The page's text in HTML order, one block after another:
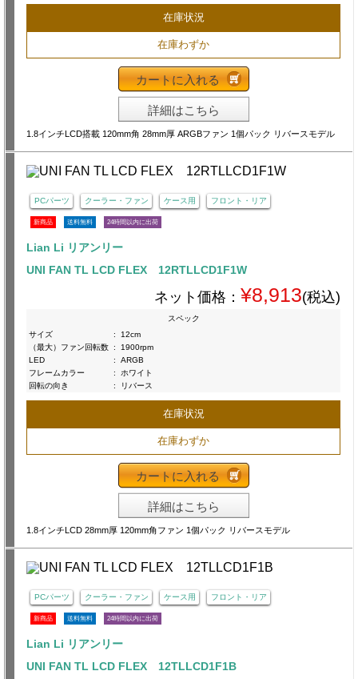
在庫状況
在庫わずか
カートに入れる
詳細はこちら
1.8インチLCD搭載 120mm角 28mm厚 ARGBファン 1個パック リバースモデル
PCパーツ クーラー・ファン ケース用 フロント・リア
新商品 送料無料 24時間以内に出荷
Lian Li リアンリー
UNI FAN TL LCD FLEX 12RTLLCD1F1W
ネット価格： ¥8,913(税込)
スペック
サイズ
:
12cm
（最大）ファン回転数 :
1900rpm
LED
:
ARGB
フレームカラー
:
ホワイト
回転の向き
: リバース
在庫状況
在庫わずか
カートに入れる
詳細はこちら
1.8インチLCD 28mm厚 120mm角ファン 1個パック リバースモデル
PCパーツ クーラー・ファン ケース用 フロント・リア
新商品 送料無料 24時間以内に出荷
Lian Li リアンリー
UNI FAN TL LCD FLEX 12TLLCD1F1B